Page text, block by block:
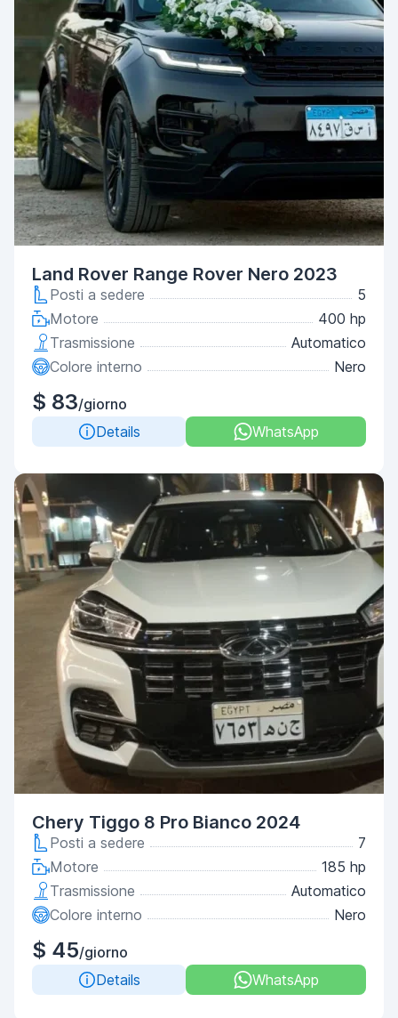
Land Rover Range Rover Nero 2023
Posti a sedere
5
Motore
400 hp
Trasmissione
Automatico
Colore interno
Nero
$ 83/giorno
Details
WhatsApp
Chery Tiggo 8 Pro Bianco 2024
Posti a sedere
7
Motore
185 hp
Trasmissione
Automatico
Colore interno
Nero
$ 45/giorno
Details
WhatsApp